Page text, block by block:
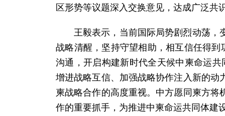
区形势等议题深入交换意见，达成广泛共
王毅表示，当前国际局势剧烈动荡，
战略清醒，坚持守望相助，相互信任得
沟通，开启构建新时代全天候中柬命运
增进战略互信、加强战略协作注入新的
柬战略合作的高度重视。中方愿同柬方
作的重要抓手，为推进中柬命运共同体建